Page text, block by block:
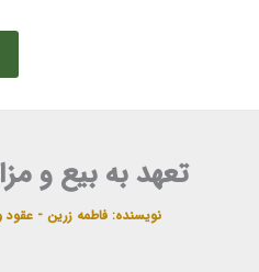
تعهد به بیع و
نویسنده: فاطمه زرین - عقود